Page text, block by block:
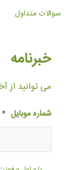
سوالات متداول
خبرنامه
می توانید از
شماره موبایل *